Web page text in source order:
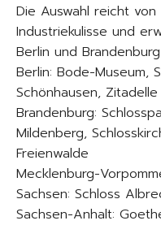
Die Auswahl reicht
Industriekulisse und
Berlin und
Berlin: Bode-Museum,
Schönhausen,
Brandenburg:
Mildenberg,
Freienwalde
Mecklenburg-
Sachsen: Schloss
Sachsen-Anhalt: